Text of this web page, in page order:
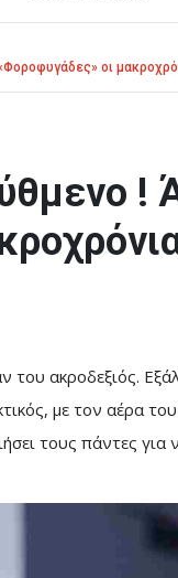
οι
!
του ακροδεξιός.
με τον αέρα
τους πάντες για